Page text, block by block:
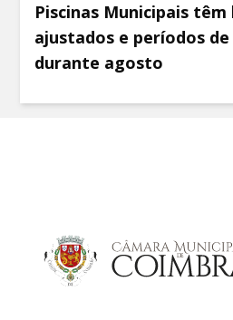
Piscinas Municipais
ajustados e períodos
durante agosto